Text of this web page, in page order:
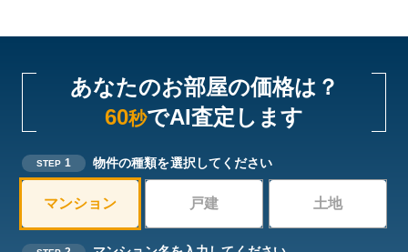
あなたのお部屋の価格は？
60秒でAI査定します
STEP 1 物件の種類を選択してください
マンション 戸建 土地